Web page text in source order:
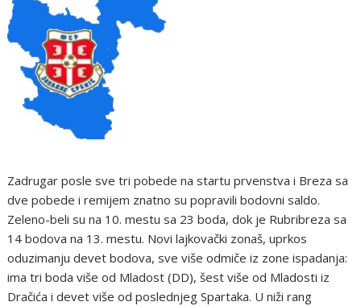
Zadrugar posle sve tri pobede na startu prvenstva i Breza sa
dve pobede i remijem znatno su popravili bodovni saldo.
Zeleno-beli su na 10. mestu sa 23 boda, dok je Rubribreza sa
14 bodova na 13. mestu. Novi lajkovački zonaš, uprkos
oduzimanju devet bodova, sve više odmiče iz zone ispadanja:
ima tri boda više od Mladost (DD), šest više od Mladosti iz
Dračića i devet više od poslednjeg Spartaka. U niži rang